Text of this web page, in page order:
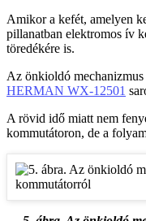
Amikor a kefét, amelyen
pillanatban elektromos ív
töredékére is.
Az önkioldó
HERMAN WX-12501
A rövid idő miatt nem
kommutátoron, de a